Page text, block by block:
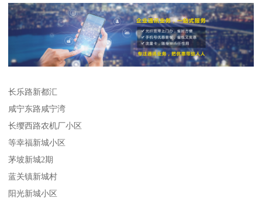
长乐路新都汇
咸宁东路咸宁湾
长缨西路农机厂小区
等幸福新城小区
茅坡新城2期
蓝关镇新城村
阳光新城小区